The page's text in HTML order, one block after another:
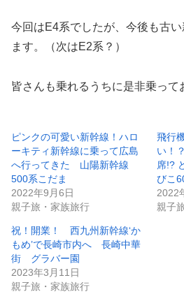
今回はE4系でしたが、今後も古
ます。（次はE2系？）
皆さんも乗れるうちに是非乗って
ピンクの可愛い新幹線！ハロ
ーキティ新幹線に乗って広島
へ行ってきた 山陽新幹線
500系こだま
2022年9月6日
親子旅・家族旅行
飛行
い！
席!?
びこ
2022
親子
祝！開業！ 西九州新幹線‘か
もめ’で長崎市内へ 長崎中華
街 グラバー園
2023年3月11日
親子旅・家族旅行